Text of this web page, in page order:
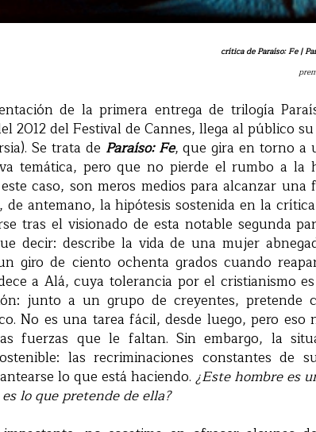
crítica de Paraíso: Fe |
de la primera entrega de trilogía
2012 del Festival de Cannes, llega al público
Se trata de Paraíso: Fe, que gira en torno a
temática, pero que no pierde el rumbo a la
caso, son meros medios para alcanzar una
de antemano, la hipótesis sostenida en la
tras el visionado de esta notable segunda
decir: describe la vida de una mujer
giro de ciento ochenta grados cuando
a Alá, cuya tolerancia por el cristianismo
junto a un grupo de creyentes, pretende
No es una tarea fácil, desde luego, pero eso
fuerzas que le faltan. Sin embargo, la
las recriminaciones constantes de
lo que está haciendo. ¿Este hombre es
lo que pretende de ella?